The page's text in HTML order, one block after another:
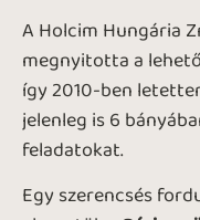
A Holcim Hungária
megnyitotta a
így 2010-ben
jelenleg is 6
feladatokat.
Egy szerencsés